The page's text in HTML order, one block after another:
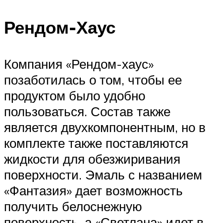
Рендом-Хаус
Компания «Рендом-хаус»
позаботилась о том, чтобы ее
продуктом было удобно
пользоваться. Состав также
является двухкомпонентным, но в
комплекте также поставляются
жидкости для обезжиривания
поверхности. Эмаль с названием
«Фантазия» дает возможность
получить белоснежную